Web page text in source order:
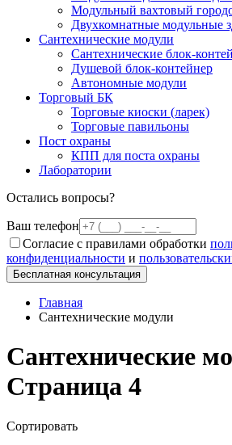
Модульный вахтовый
Двухкомнатные модульные
Сантехнические модули
Сантехнические блок-
Душевой блок-контейнер
Автономные модули
Торговый БК
Торговые киоски (ларек)
Торговые павильоны
Пост охраны
КПП для поста охраны
Лаборатории
Остались вопросы?
Ваш телефон
Согласие с правилами обработки
конфиденциальности и
Бесплатная консультация
Главная
Сантехнические модули
Сантехнические
Страница 4
Сортировать